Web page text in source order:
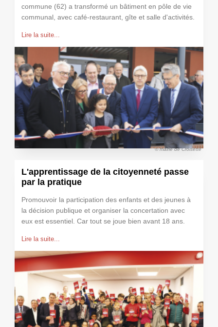
commune (62) a transformé un bâtiment en pôle de vie
communal, avec café-restaurant, gîte et salle d'activités.
Lire la suite...
© mairie de Croisette
L'apprentissage de la citoyenneté passe
par la pratique
Promouvoir la participation des enfants et des jeunes à
la décision publique et organiser la concertation avec
eux est essentiel. Car tout se joue bien avant 18 ans.
Lire la suite...